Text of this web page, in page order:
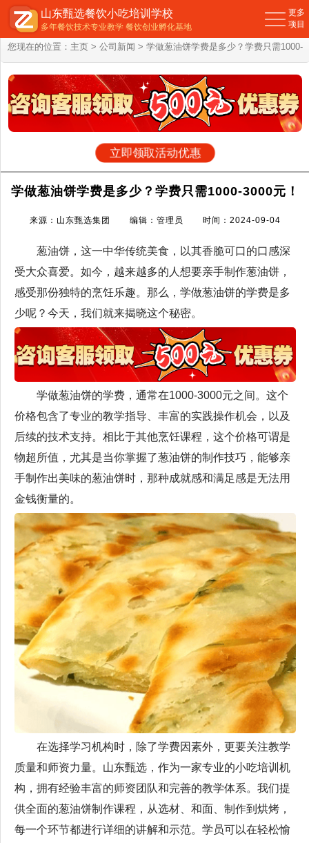
您现在的位置： 主页 > 公司新闻 > 学做葱油饼学费是多少？学费只需1000-
3000元！
立即领取活动优惠
学做葱油饼学费是多少？学费只需1000-3000元！
来源：山东甄选集团 编辑：管理员 时间：2024-09-04
葱油饼，这一中华传统美食，以其香脆可口的口感深
受大众喜爱。如今，越来越多的人想要亲手制作葱油饼，
感受那份独特的烹饪乐趣。那么，学做葱油饼的学费是多
少呢？今天，我们就来揭晓这个秘密。
学做葱油饼的学费，通常在1000-3000元之间。这个
价格包含了专业的教学指导、丰富的实践操作机会，以及
后续的技术支持。相比于其他烹饪课程，这个价格可谓是
物超所值，尤其是当你掌握了葱油饼的制作技巧，能够亲
手制作出美味的葱油饼时，那种成就感和满足感是无法用
金钱衡量的。
在选择学习机构时，除了学费因素外，更要关注教学
质量和师资力量。山东甄选，作为一家专业的小吃培训机
构，拥有经验丰富的师资团队和完善的教学体系。我们提
供全面的葱油饼制作课程，从选材、和面、制作到烘烤，
每一个环节都进行详细的讲解和示范。学员可以在轻松愉
山东甄选餐饮小吃培训学校
多年餐饮技术专业教学 餐饮创业孵化基地
更多
项目